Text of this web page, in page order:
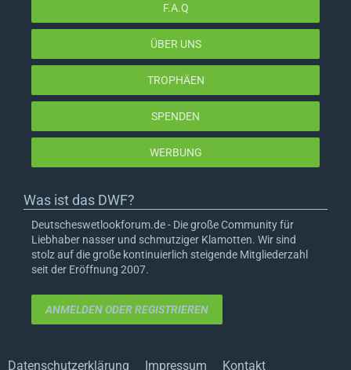
F.A.Q
ÜBER UNS
TROPHÄEN
SPENDEN
WERBUNG
Was ist das DWF?
Deutscheswetlookforum.de - Die große Community für
Liebhaber nasser und schmutziger Klamotten. Wir sind
stolz auf die große kontinuierlich steigende Mitgliederzahl
seit der Eröffnung 2007.
ANMELDEN ODER REGISTRIEREN
Datenschutzerklärung Impressum Kontakt